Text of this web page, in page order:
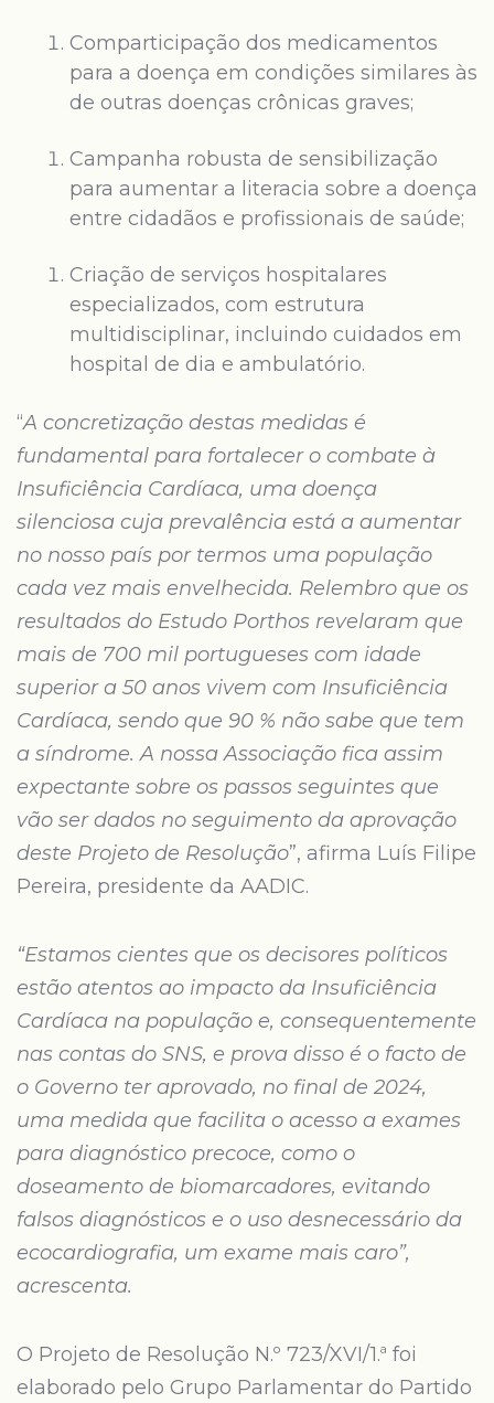
Comparticipação dos medicamentos
para a doença em condições similares às
de outras doenças crônicas graves;
Campanha robusta de sensibilização
para aumentar a literacia sobre a doença
entre cidadãos e profissionais de saúde;
Criação de serviços hospitalares
especializados, com estrutura
multidisciplinar, incluindo cuidados em
hospital de dia e ambulatório.
“A concretização destas medidas é
fundamental para fortalecer o combate à
Insuficiência Cardíaca, uma doença
silenciosa cuja prevalência está a aumentar
no nosso país por termos uma população
cada vez mais envelhecida. Relembro que os
resultados do Estudo Porthos revelaram que
mais de 700 mil portugueses com idade
superior a 50 anos vivem com Insuficiência
Cardíaca, sendo que 90 % não sabe que tem
a síndrome. A nossa Associação fica assim
expectante sobre os passos seguintes que
vão ser dados no seguimento da aprovação
deste Projeto de Resolução”, afirma Luís Filipe
Pereira, presidente da AADIC.
“Estamos cientes que os decisores políticos
estão atentos ao impacto da Insuficiência
Cardíaca na população e, consequentemente
nas contas do SNS, e prova disso é o facto de
o Governo ter aprovado, no final de 2024,
uma medida que facilita o acesso a exames
para diagnóstico precoce, como o
doseamento de biomarcadores, evitando
falsos diagnósticos e o uso desnecessário da
ecocardiografia, um exame mais caro”,
acrescenta.
O Projeto de Resolução N.º 723/XVI/1.ª foi
elaborado pelo Grupo Parlamentar do Partido